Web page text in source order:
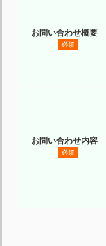
お問い合わせ概要
必須
お問い合わせ内容
必須